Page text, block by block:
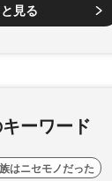
見る
ーワード
はニセモノだった